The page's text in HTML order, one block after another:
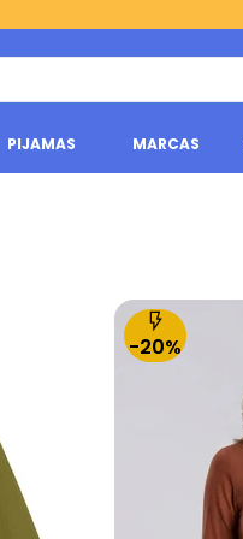
PIJAMAS MARCAS
-20%